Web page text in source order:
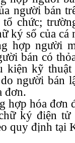
người bán
tổ chức;
ký số của cá
hợp người
bán có
kiện kỹ
người bán
đơn.
hợp hóa đơn
ký điện tử
quy định tại